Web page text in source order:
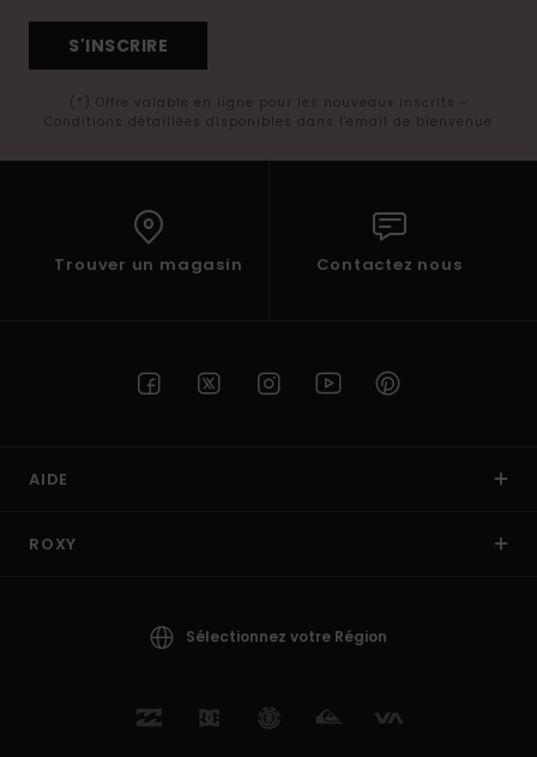
S'INSCRIRE
(*) Offre valable en ligne pour les nouveaux inscrits -
Conditions détaillées disponibles dans l'email de bienvenue
Trouver un magasin Contactez nous
AIDE
ROXY
Sélectionnez votre Région